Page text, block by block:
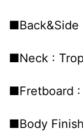
■Back&Side
■Neck :
■Fretboard :
■Body